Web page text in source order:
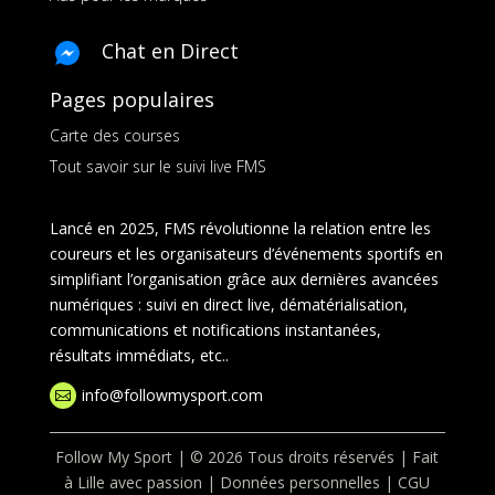
Chat en Direct
Pages populaires
Carte des courses
Tout savoir sur le suivi live FMS
Lancé en 2025, FMS révolutionne la relation entre les
coureurs et les organisateurs d’événements sportifs en
simplifiant l’organisation grâce aux dernières avancées
numériques : suivi en direct live, dématérialisation,
communications et notifications instantanées,
résultats immédiats, etc..
 info@followmysport.com
Follow My Sport | © 2026 Tous droits réservés | Fait
à Lille avec passion | Données personnelles |CGU